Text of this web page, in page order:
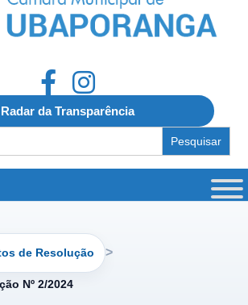
Radar da Transparência
de Resolução
Nº 2/2024